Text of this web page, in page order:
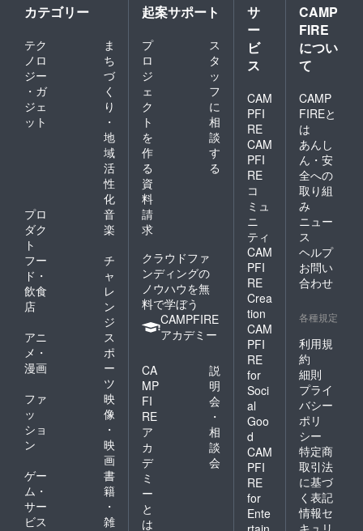
カテゴリー
テク
ノロ
ジー
・ガ
ジェ
ット
ま
ち
づ
く
り
・
地
域
活
性
化
プロ
ダク
ト
音
楽
フー
ド・
飲食
店
チ
ャ
レ
ン
ジ
アニ
メ・
漫画
ス
ポ
ー
ツ
ファ
ッ
ショ
ン
映
像
・
映
画
ゲー
ム・
サー
ビス
書
籍
・
雑
起案サポート
プ
ロ
ジ
ェ
ク
ト
を
作
る
ス
タ
ッ
フ
に
相
談
す
る
資
料
請
求
クラウドファ
ンディングの
ノウハウを無
料で学ぼう
CAMPFIRE
アカデミー
CA
MP
FI
RE
ア
カ
デ
ミ
ー
と
は
説
明
会
・
相
談
会
サ
ー
ビ
ス
CAM
PFI
RE
CAM
PFI
RE
コ
ミュ
ニ
ティ
CAM
PFI
RE
Crea
tion
CAM
PFI
RE
for
Soci
al
Goo
d
CAM
PFI
RE
for
Ente
CAMP
FIRE
につい
て
CAMP
FIREと
は
あんし
ん・安
全への
取り組
み
ニュー
ス
ヘルプ
お問い
合わせ
各種規定
利用規
約
細則
プライ
バシー
ポリ
シー
特定商
取引法
に基づ
く表記
情報セ
キュリ